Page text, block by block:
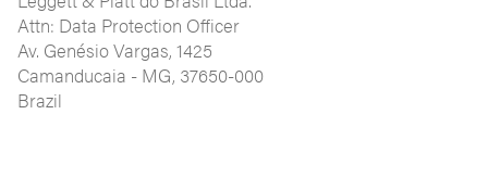
Attn: Data Protection Officer
Av. Genésio Vargas, 1425
Camanducaia - MG, 37650-000
Brazil